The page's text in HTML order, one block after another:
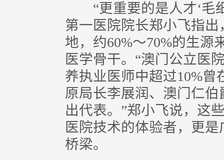
“更重要的是人才‘毛
第一医院院长郑小飞指
地，约60%～70%的生源
医学骨干。“澳门公立医
养执业医师中超过10%
原局长李展润、澳门仁
出代表。”郑小飞说，这
医院技术的体验者，更
桥梁。